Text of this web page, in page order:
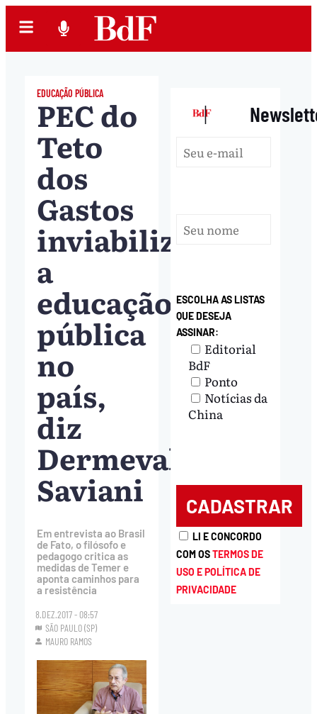
EDUCAÇÃO PÚBLICA
PEC do
Teto
dos
Gastos
inviabilizou
a
educação
pública
no
país,
diz
Dermeval
Saviani
Em entrevista ao Brasil
de Fato, o filósofo e
pedagogo critica as
medidas de Temer e
aponta caminhos para
a resistência
8.DEZ.2017 - 08:57
SÃO PAULO (SP)
MAURO RAMOS
|
ESCOLHA AS LISTAS
QUE DESEJA
ASSINAR:
Editorial
BdF
Ponto
Notícias da
China
LI E CONCORDO
COM OSTERMOS DE
USO E POLÍTICA DE
PRIVACIDADE